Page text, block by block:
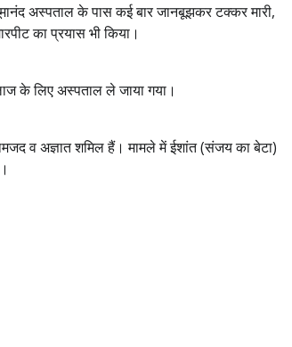
अस्पताल के पास कई बार जानबूझकर टक्कर मारी,
का प्रयास भी किया।
के लिए अस्पताल ले जाया गया।
व अज्ञात शमिल हैं। मामले में ईशांत (संजय का बेटा)